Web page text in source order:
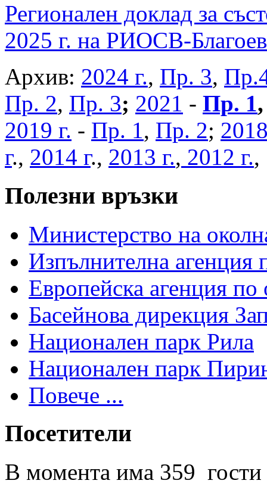
Регионален доклад за
2025 г. на РИОСВ-
Архив: 2024 г., Пр. 3,
Пр. 2, Пр. 3; 2021 - Пр. 1
2019 г. - Пр. 1, Пр. 2;
г., 2014 г., 2013 г., 2012 г.
Полезни връзки
Министерство на
Изпълнителна агенция
Европейска агенция по
Басейнова дирекция
Национален парк Рила
Национален парк
Повече ...
Посетители
В момента има 359 гости